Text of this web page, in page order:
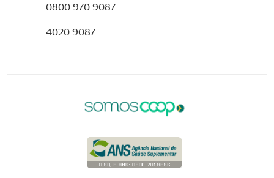
0800 970 9087
4020 9087